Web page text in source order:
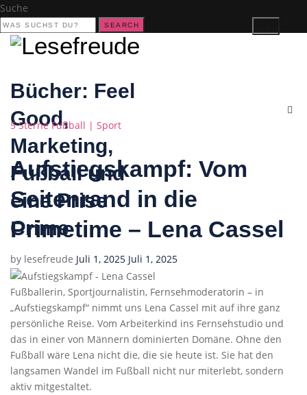
Suche
SEARCH
Bücher: Feel
Good,
Marketing,
Fußball und
eine Prise
Crime
Categories
5 Sterne Fußball | Sport
Aufstiegskampf: Vom
Seitenrand in die
Primetime – Lena Cassel
by lesefreude Posted
on
Juli 1, 2025 Juli 1, 2025
Fußballerin, Sportjournalistin, Fernsehmoderatorin – in
„Aufstiegskampf“ nimmt uns Lena Cassel mit auf ihre ganz
persönliche Reise. Vom Arbeiterkind ins Fernsehstudio und
das in einer von Männern dominierten Domäne. Ohne den
Fußball wäre Lena nicht die, die sie heute ist. Sie hat den
langsamen Wandel im Fußball nicht nur miterlebt, sondern
aktiv mitgestaltet.